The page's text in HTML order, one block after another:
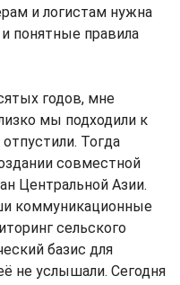
и логистам нужна
понятные правила
годов, мне
мы подходили к
Тогда
совместной
Центральной Азии.
коммуникационные
сельского
базис для
не услышали. Сегодня